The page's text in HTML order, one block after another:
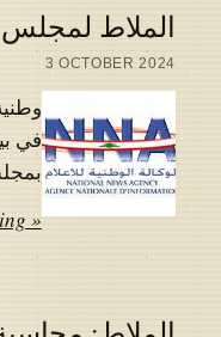
الملاط لمجلس
3 OCTOBER 2024
في
»